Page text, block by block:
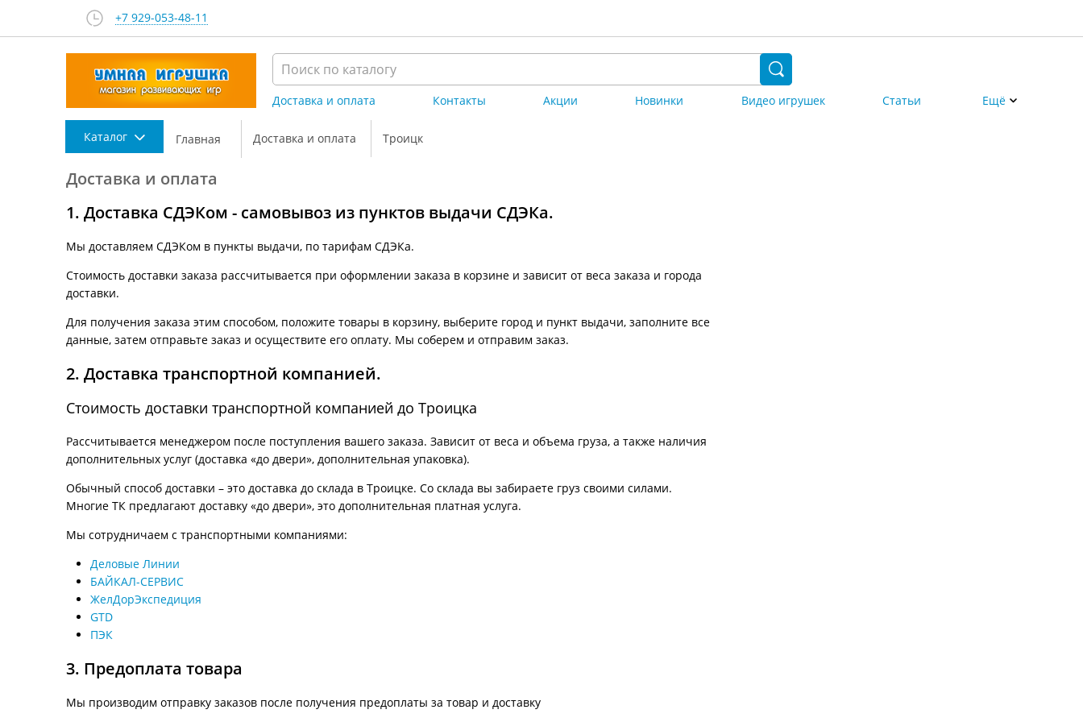
+7 929-053-48-11
Доставка и оплата Контакты Акции Новинки Видео игрушек Статьи Ещё
Каталог Главная Доставка и оплата Троицк
Доставка и оплата
1. Доставка СДЭКом - самовывоз из пунктов выдачи СДЭКа.
Мы доставляем СДЭКом в пункты выдачи, по тарифам СДЭКа.
Стоимость доставки заказа рассчитывается при оформлении заказа в корзине и зависит от веса заказа и города
доставки.
Для получения заказа этим способом, положите товары в корзину, выберите город и пункт выдачи, заполните все
данные, затем отправьте заказ и осуществите его оплату. Мы соберем и отправим заказ.
2. Доставка транспортной компанией.
Стоимость доставки транспортной компанией до Троицка
Рассчитывается менеджером после поступления вашего заказа. Зависит от веса и объема груза, а также наличия
дополнительных услуг (доставка «до двери», дополнительная упаковка).
Обычный способ доставки – это доставка до склада в Троицке. Со склада вы забираете груз своими силами.
Многие ТК предлагают доставку «до двери», это дополнительная платная услуга.
Мы сотрудничаем с транспортными компаниями:
Деловые Линии
БАЙКАЛ-СЕРВИС
ЖелДорЭкспедиция
GTD
ПЭК
3. Предоплата товара
Мы производим отправку заказов после получения предоплаты за товар и доставку